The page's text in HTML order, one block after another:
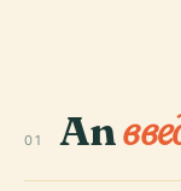
01 An